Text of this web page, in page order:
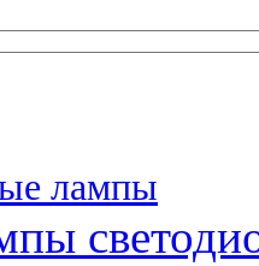
лампы